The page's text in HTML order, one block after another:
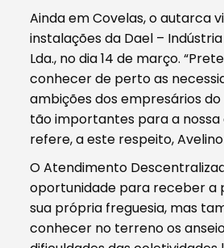
Ainda em Covelas, o autarca
instalações da Dael –
Lda., no dia 14 de março.
conhecer de perto as
ambições dos empresários
tão importantes para a nossa
refere, a este respeito, Avelino
O Atendimento
oportunidade para receber a
sua própria freguesia, mas
conhecer no terreno os